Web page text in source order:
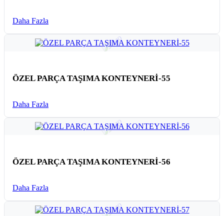
Daha Fazla
ÖZEL PARÇA TAŞIMA KONTEYNERİ-55
Daha Fazla
ÖZEL PARÇA TAŞIMA KONTEYNERİ-56
Daha Fazla